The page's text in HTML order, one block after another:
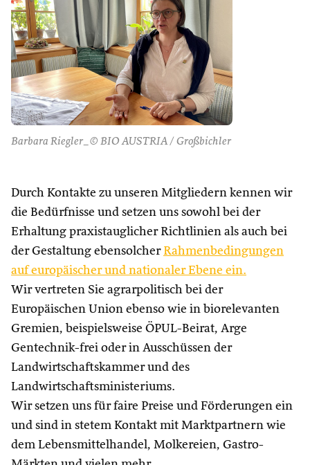
Barbara Riegler_© BIO AUSTRIA / Großbichler
Durch Kontakte zu unseren Mitgliedern kennen wir
die Bedürfnisse und setzen uns sowohl bei der
Erhaltung praxistauglicher Richtlinien als auch bei
der Gestaltung ebensolcher Rahmenbedingungen
auf europäischer und nationaler Ebene ein.
Wir vertreten Sie agrarpolitisch bei der
Europäischen Union ebenso wie in biorelevanten
Gremien, beispielsweise ÖPUL-Beirat, Arge
Gentechnik-frei oder in Ausschüssen der
Landwirtschaftskammer und des
Landwirtschaftsministeriums.
Wir setzen uns für faire Preise und Förderungen ein
und sind in stetem Kontakt mit Marktpartnern wie
dem Lebensmittelhandel, Molkereien, Gastro-